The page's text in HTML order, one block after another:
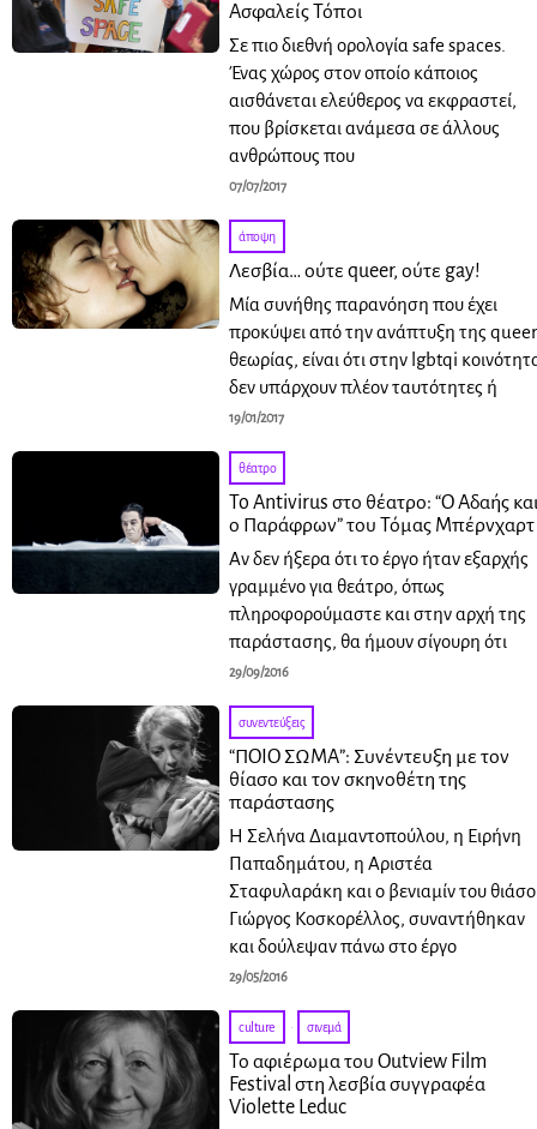
Ασφαλείς Τόποι
Σε πιο διεθνή ορολογία safe spaces.
Ένας χώρος στον οποίο κάποιος
αισθάνεται ελεύθερος να εκφραστεί,
που βρίσκεται ανάμεσα σε άλλους
ανθρώπους που
07/07/2017
άποψη
Λεσβία… ούτε queer, ούτε gay!
Μία συνήθης παρανόηση που έχει
προκύψει από την ανάπτυξη της queer
θεωρίας, είναι ότι στην lgbtqi
δεν υπάρχουν πλέον ταυτότητες ή
19/01/2017
θέατρο
To Antivirus στο θέατρο: “O Αδαής
ο Παράφρων” του Τόμας Μπέρνχαρτ
Αν δεν ήξερα ότι το έργο ήταν εξαρχής
γραμμένο για θεάτρο, όπως
πληροφορούμαστε και στην αρχή της
παράστασης, θα ήμουν σίγουρη ότι
29/09/2016
συνεντεύξεις
“ΠΟΙΟ ΣΩΜΑ”: Συνέντευξη με τον
θίασο και τον σκηνοθέτη της
παράστασης
Η Σελήνα Διαμαντοπούλου, η Ειρήνη
Παπαδημάτου, η Αριστέα
Σταφυλαράκη και ο βενιαμίν του
Γιώργος Κοσκορέλλος, συναντήθηκαν
και δούλεψαν πάνω στο έργο
29/05/2016
culture · σινεμά
Το αφιέρωμα του Outview Film
Festival στη λεσβία συγγραφέα
Violette Leduc